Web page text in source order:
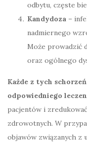
odbytu, częste
Kandydoza –
nadmiernego
Może prowadzić
oraz ogólnego
Każde z tych
odpowiedniego
pacjentów i
zdrowotnych. W
objawów związanych z